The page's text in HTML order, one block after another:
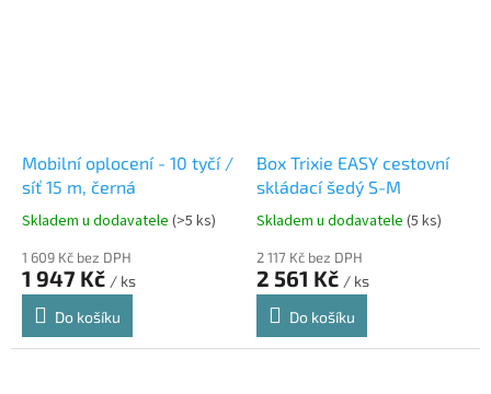
Mobilní oplocení - 10 tyčí /
síť 15 m, černá
Skladem u dodavatele (>5 ks)
1 609 Kč bez DPH
1 947 Kč / ks
Do košíku
Box Trixie EASY cestovní
skládací šedý S-M
Skladem u dodavatele (5 ks)
2 117 Kč bez DPH
2 561 Kč / ks
Do košíku